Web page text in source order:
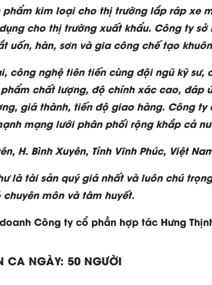
kim loại cho thị trường lắp ráp xe
cho thị trường xuất khẩu. Công ty sở
uốn, hàn, sơn và gia công chế tạo
i, công nghệtiên tiến cùng đội ngũ kỹsư,
ẩm chất lượng, độchính xác cao, đáp ứ
ng, giá thành, tiến độgiao hàng. Công ty
ạnh mạng lưới phân phối rộng khắp cản
H. Bình Xuyên, Tỉnh Vĩnh Phúc, Việt
là tài sản quý giá nhất và luôn chú
môn và tâm huyết.
Công ty cổ phần hợp tác Hưng
CA NGÀY: 50 NGƯỜI